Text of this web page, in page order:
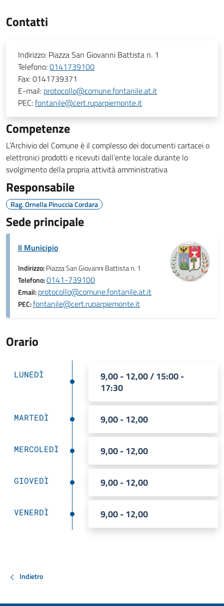
Contatti
Indirizzo: Piazza San Giovanni Battista n. 1
Telefono:0141739100
Fax:0141739371
E-mail: protocollo@comune.fontanile.at.it
PEC:fontanile@cert.ruparpiemonte.it
Competenze
L’Archivio del Comune è il complesso dei documenti cartacei o
elettronici prodotti e ricevuti dall’ente locale durante lo
svolgimento della propria attività amministrativa
Responsabile
Rag. Ornella Pinuccia Cordara
Sede principale
Il Municipio
Indirizzo:Piazza San Giovanni Battista n. 1
Telefono:0141-739100
Email:protocollo@comune.fontanile.at.it
PEC:fontanile@cert.ruparpiemonte.it
Orario
LUNEDÌ
9,00 - 12,00 / 15:00 -
17:30
MARTEDÌ 9,00 - 12,00
MERCOLEDÌ 9,00 - 12,00
GIOVEDÌ 9,00 - 12,00
VENERDÌ 9,00 - 12,00
Indietro